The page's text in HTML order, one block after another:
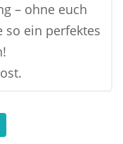
– ohne euch
so ein perfektes